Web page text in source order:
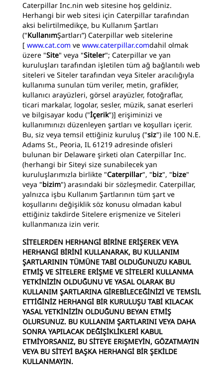
Caterpillar Inc.nin web sitesine hoş geldiniz.
Herhangi bir web sitesi için Caterpillar tarafından
aksi belirtilmedikçe, bu Kullanım Şartları
("KullanımŞartları”) Caterpillar web sitelerine
[ www.cat.com ve www.caterpillar.comdahil olmak
üzere "Site" veya "Siteler"; Caterpillar ve yan
kuruluşları tarafından işletilen tüm ağ bağlantılı web
siteleri ve Siteler tarafından veya Siteler aracılığıyla
kullanıma sunulan tüm veriler, metin, grafikler,
kullanıcı arayüzleri, görsel arayüzler, fotoğraflar,
ticari markalar, logolar, sesler, müzik, sanat eserleri
ve bilgisayar kodu ("İçerik")] erişiminizi ve
kullanımınızı düzenleyen şartları ve koşulları içerir.
Bu, siz veya temsil ettiğiniz kuruluş ("siz") ile 100 N.E.
Adams St., Peoria, IL 61219 adresinde ofisleri
bulunan bir Delaware şirketi olan Caterpillar Inc.
(herhangi bir Siteyi size sunabilecek yan
kuruluşlarımızla birlikte "Caterpillar", "biz", "bize"
veya "bizim") arasındaki bir sözleşmedir. Caterpillar,
yalnızca işbu Kullanım Şartlarının tüm şart ve
koşullarını değişiklik söz konusu olmadan kabul
ettiğiniz takdirde Sitelere erişmenize ve Siteleri
kullanmanıza izin verir.
SİTELERDEN HERHANGİ BİRİNE ERİŞEREK VEYA
HERHANGİ BİRİNİ KULLANARAK, BU KULLANIM
ŞARTLARININ TÜMÜNE TABİ OLDUĞUNUZU KABUL
ETMİŞ VE SİTELERE ERİŞME VE SİTELERİ KULLANMA
YETKİNİZİN OLDUĞUNU VE YASAL OLARAK BU
KULLANIM ŞARTLARINA GİREBİLECEĞİNİZİ VE TEMSİL
ETTİĞİNİZ HERHANGİ BİR KURULUŞU TABİ KILACAK
YASAL YETKİNİZİN OLDUĞUNU BEYAN ETMİŞ
OLURSUNUZ. BU KULLANIM ŞARTLARINI VEYA DAHA
SONRA YAPILACAK DEĞİŞİKLİKLERİ KABUL
ETMİYORSANIZ, BU SİTEYE ERiŞMEYİN, GÖZATMAYIN
VEYA BU SİTEYİ BAŞKA HERHANGİ BİR ŞEKİLDE
KULLANMAYIN.